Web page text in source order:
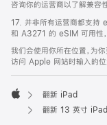
咨询你的运营商以了解兼容
17. 并非所有运营商都支持
和 A3271 的 eSIM 可用性，
我们会使用你所在位置，为
访问 Apple 网站时输入的位
Apple
翻新 iPad
翻新 13 英寸 iPad